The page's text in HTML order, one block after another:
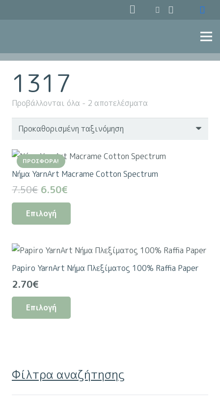
1317
Προβάλλονται όλα - 2 αποτελέσματα
ΠΡΟΣΦΟΡΆ!
Nήμα YarnArt Macrame Cotton Spectrum
7.50€ Original
price
was:
7.50€.
6.50€
τρέχουσα
είναι:
Επιλογή
πολλαπλές
παραλλαγές.
σελίδα
του
προϊόντος
Papiro YarnArt Νήμα Πλεξίματος 100% Raffia Paper
2.70€
Επιλογή
Οι
επιλογές
Φίλτρα αναζήτησης